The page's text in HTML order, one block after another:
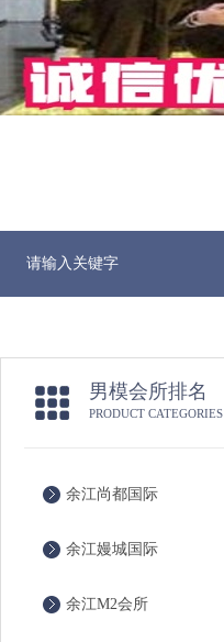
男模会所排名
PRODUCT CATEGORIES
余江尚都国际
余江嫚城国际
余江M2会所